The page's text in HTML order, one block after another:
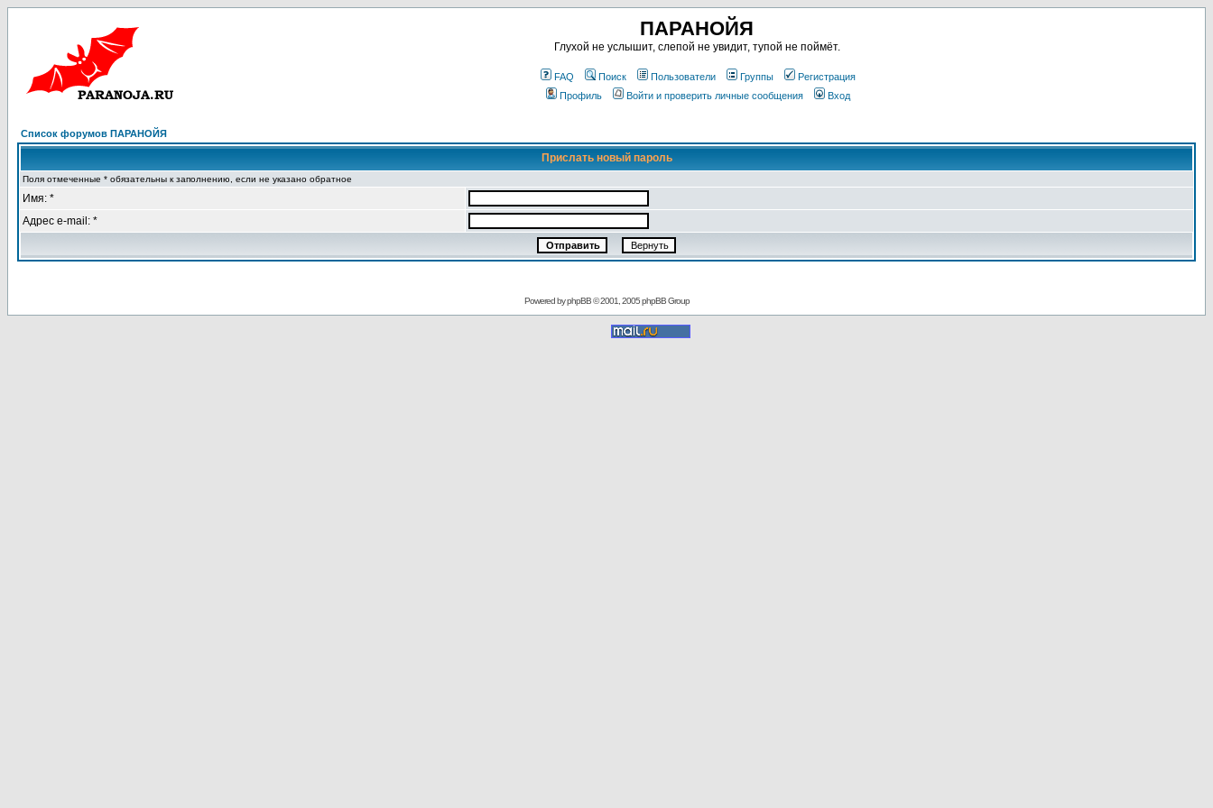
ПАРАНОЙЯ
Глухой не услышит, слепой не увидит, тупой не поймёт.
FAQ Поиск Пользователи Группы
Регистрация
Профиль
Войти и проверить личные сообщения Вход
Список форумов ПАРАНОЙЯ
Прислать новый пароль
Поля отмеченные * обязательны к заполнению, если не указано обратное
Имя: *
Адрес e-mail: *
Powered byphpBB© 2001, 2005 phpBB Group